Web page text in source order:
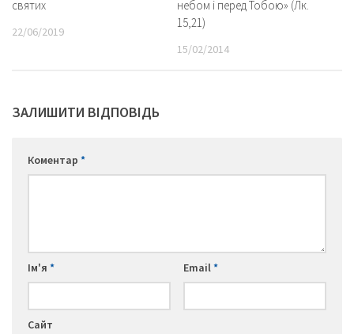
святих
22/06/2019
небом і перед Тобою» (Лк.
15,21)
15/02/2014
ЗАЛИШИТИ ВІДПОВІДЬ
Коментар *
Ім'я * Email*
Сайт